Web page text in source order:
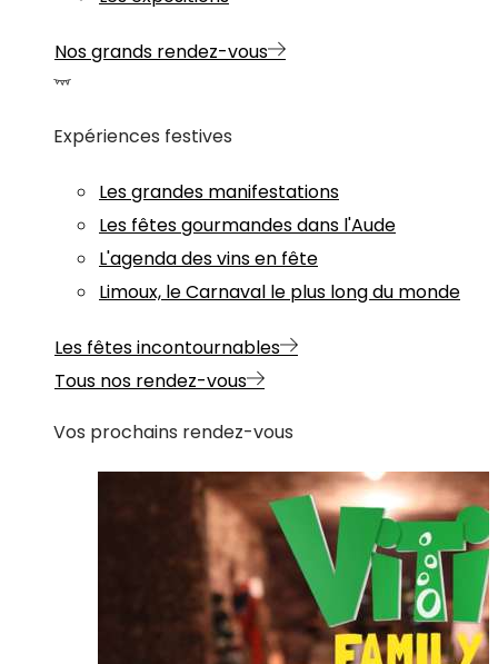
Nos grands rendez-vous
Expériences festives
Les grandes manifestations
Les fêtes gourmandes dans l'Aude
L'agenda des vins en fête
Limoux, le Carnaval le plus long du monde
Les fêtes incontournables
Tous nos rendez-vous
Vos prochains rendez-vous